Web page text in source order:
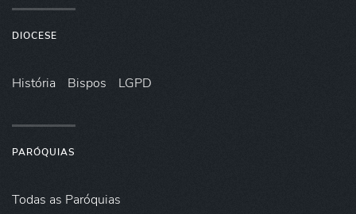
DIOCESE
História Bispos LGPD
PARÓQUIAS
Todas as Paróquias